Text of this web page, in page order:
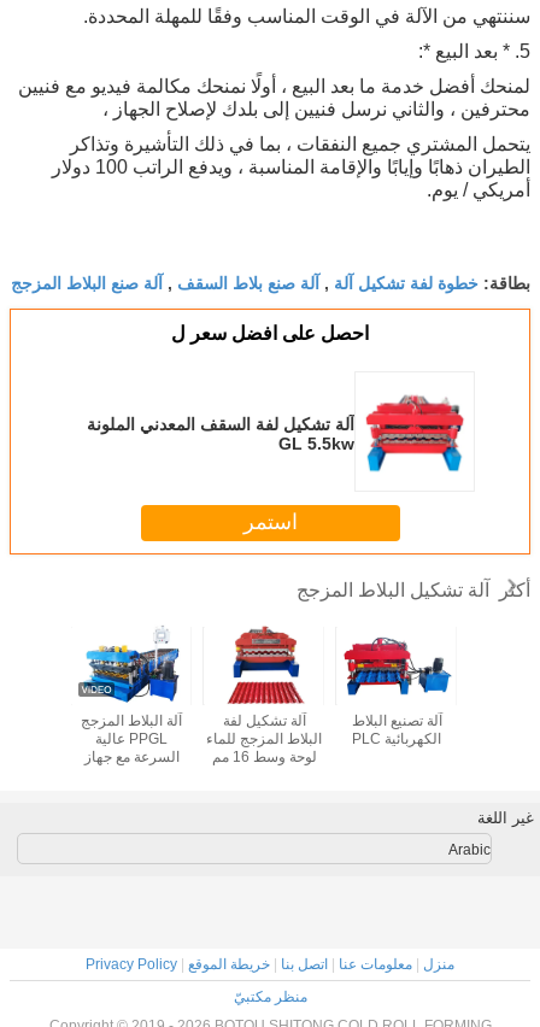
سننتهي من الآلة في الوقت المناسب وفقًا للمهلة المحددة.
5. * بعد البيع *:
لمنحك أفضل خدمة ما بعد البيع ، أولًا نمنحك مكالمة فيديو مع فنيين
محترفين ، والثاني نرسل فنيين إلى بلدك لإصلاح الجهاز ،
يتحمل المشتري جميع النفقات ، بما في ذلك التأشيرة وتذاكر
الطيران ذهابًا وإيابًا والإقامة المناسبة ، ويدفع الراتب 100 دولار
أمريكي / يوم.
بطاقة: خطوة لفة تشكيل آلة , آلة صنع بلاط السقف , آلة صنع البلاط المزجج
احصل على افضل سعر ل
آلة تشكيل لفة السقف المعدني الملونة
GL 5.5kw
استمر
أكثر آلة تشكيل البلاط المزجج
آلة البلاط المزجج
PPGL عالية
السرعة مع جهاز
آلة تشكيل لفة
البلاط المزجج للماء
لوحة وسط 16 مم
آلة تصنيع البلاط
الكهربائية PLC
غير اللغة
Arabic
منزل | معلومات عنا | اتصل بنا | خريطة الموقع |
Privacy Policy
منظر مكتبيّ